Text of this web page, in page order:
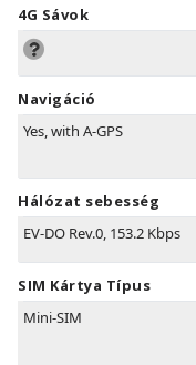
4G Sávok
Navigáció
Yes, with A-GPS
Hálózat sebesség
EV-DO Rev.0, 153.2 Kbps
SIM Kártya Típus
Mini-SIM